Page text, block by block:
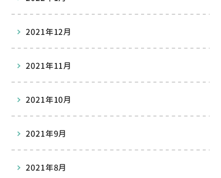
2021年12月
2021年11月
2021年10月
2021年9月
2021年8月